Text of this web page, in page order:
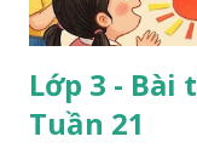
Lớp 3 - Bài
Tuần 21